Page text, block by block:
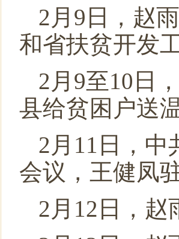
2月9日，赵
和省扶贫开发
2月9至10日
县给贫困户送
2月11日，中
会议，王健凤
2月12日，赵